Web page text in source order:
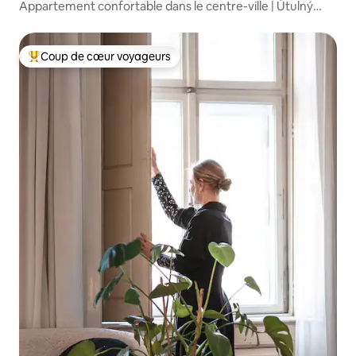
Appartement confortable dans le centre-ville | Útulný
Coup de cœur voyageurs parmi les plus aimés
Coup de cœur voyageurs